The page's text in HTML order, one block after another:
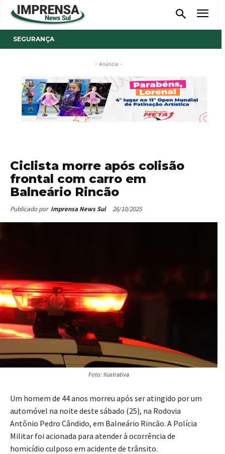
SEGURANÇA
- Anúncio -
Ciclista morre após colisão
frontal com carro em
Balneário Rincão
Publicado por Imprensa News Sul 26/10/2025
Foto: Ilustrativa
Um homem de 44 anos morreu após ser atingido por um
automóvel na noite deste sábado (25), na Rodovia
Antônio Pedro Cândido, em Balneário Rincão. A Polícia
Militar foi acionada para atender à ocorrência de
homicídio culposo em acidente de trânsito.